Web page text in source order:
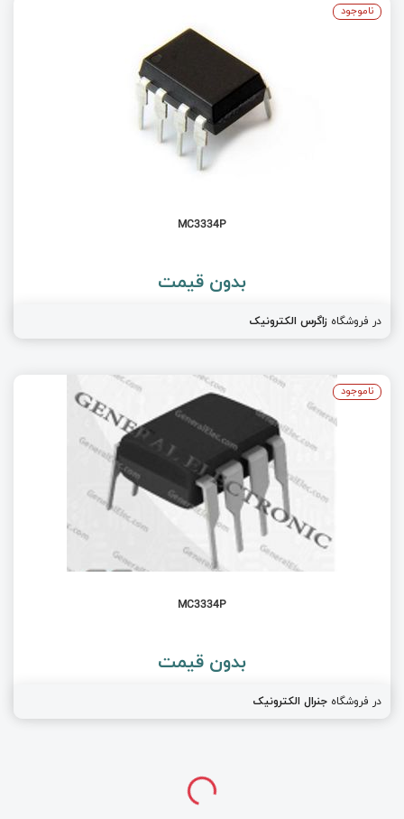
MC3334P
بدون قیمت
در فروشگاه زاگرس الکترونیک
ناموجود
MC3334P
بدون قیمت
در فروشگاه جنرال الکترونیک
ناموجود